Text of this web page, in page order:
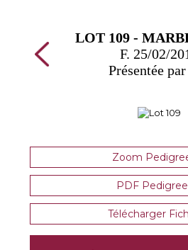
LOT 109 -
F. 25/02/
Présentée
Zoom
PDF Pedigree
Télécharger